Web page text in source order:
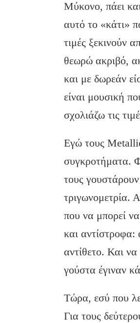
Μύκονο, πάει
αυτό το «κάτι»
τιμές ξεκινούν
θεωρώ ακριβό,
και με δωρεάν
είναι μουσική
σχολιάζω τις
Εγώ τους
συγκροτήματα.
τους γουστάρουν
τριγωνομετρία.
που να μπορεί να
και αντίστροφα:
αντίθετο. Και
γούστα έγιναν
Τώρα, εσύ που
Για τους